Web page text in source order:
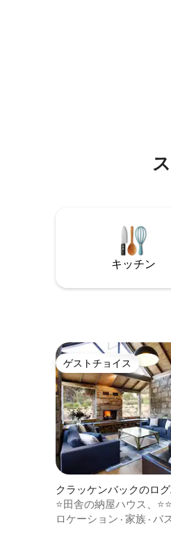
キッチン
ゲストチョイス
ゲストチョイス
クラッケンバックのロ
⭐️田舎の納屋ハウス、
ス、ペット歓迎
ロケーション · 家族 · バ